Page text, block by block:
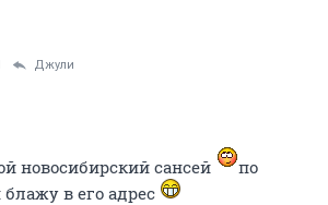
Джули
новосибирский сансей
по
в его адрес